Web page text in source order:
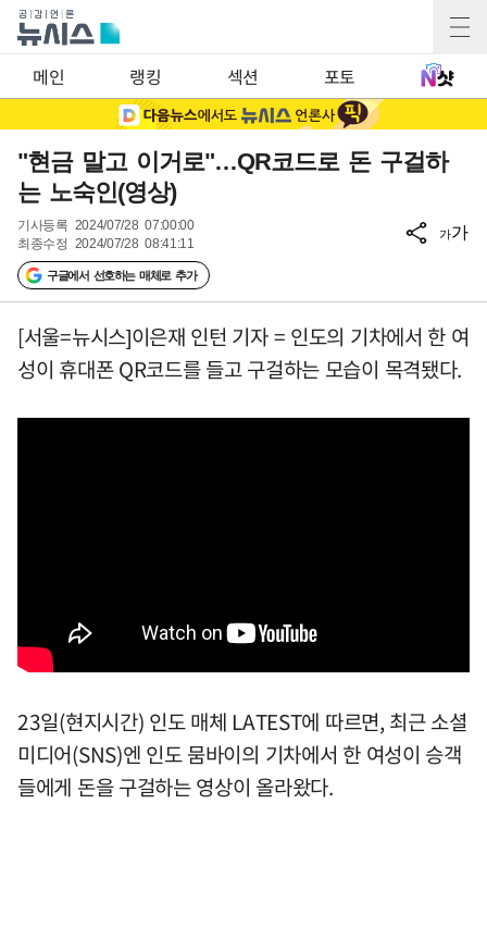
메인 랭킹 섹션 포토
"현금 말고 이거로"…QR코드로 돈 구걸하
는 노숙인(영상)
기사등록 2024/07/28 07:00:00
최종수정 2024/07/28 08:41:11
구글에서 선호하는 매체로 추가
가가
[서울=뉴시스]이은재 인턴 기자 = 인도의 기차에서 한 여
성이 휴대폰 QR코드를 들고 구걸하는 모습이 목격됐다.
23일(현지시간) 인도 매체 LATEST에 따르면, 최근 소셜
미디어(SNS)엔 인도 뭄바이의 기차에서 한 여성이 승객
들에게 돈을 구걸하는 영상이 올라왔다.